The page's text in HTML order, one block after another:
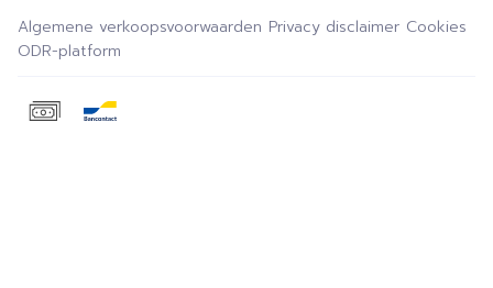
Algemene verkoopsvoorwaarden Privacy disclaimer Cookies
ODR-platform